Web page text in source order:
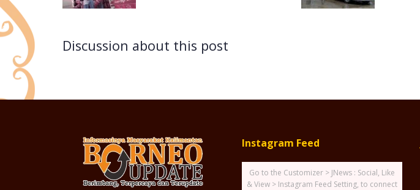
Discussion about this post
Instagram Feed
Go to the Customizer > JNews : Social, Like
& View > Instagram Feed Setting, to connect